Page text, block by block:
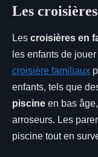
Les
Les croisières en
les enfants de
croisière familiaux
enfants, tels que
piscine en bas
arroseurs. Les
piscine tout en